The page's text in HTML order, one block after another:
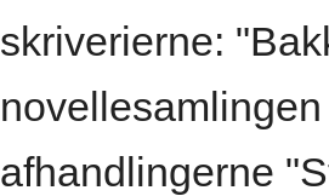
skriverierne:
afhandlingerne